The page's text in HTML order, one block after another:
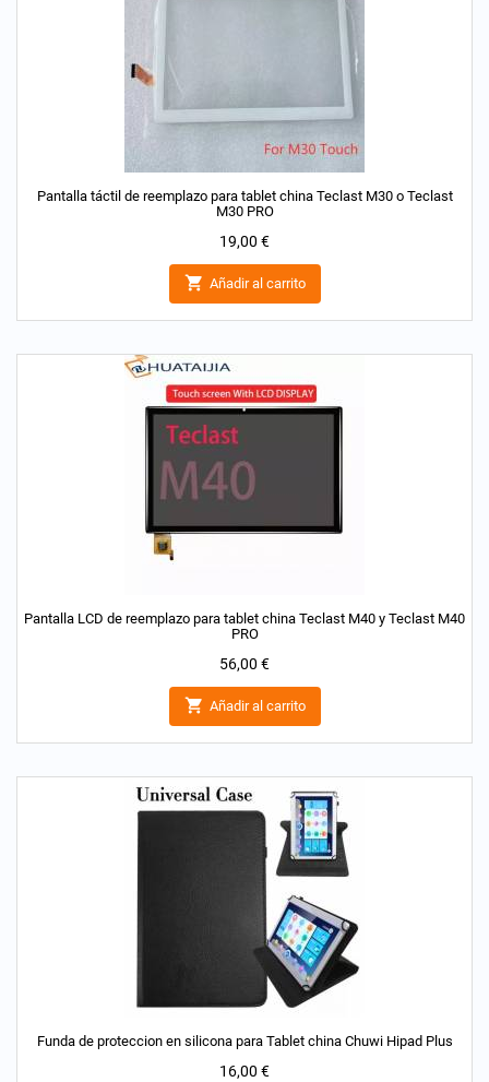
Pantalla táctil de reemplazo para tablet china Teclast M30 o Teclast
M30 PRO
Precio
19,00 €
 Añadir al carrito
Pantalla LCD de reemplazo para tablet china Teclast M40 y Teclast M40
PRO
Precio
56,00 €
 Añadir al carrito
Funda de proteccion en silicona para Tablet china Chuwi Hipad Plus
Precio
16,00 €